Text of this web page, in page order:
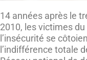
14 années après le
2010, les victimes
l’insécurité se
l’indifférence totale